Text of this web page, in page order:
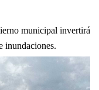
municipal invertirá
inundaciones.